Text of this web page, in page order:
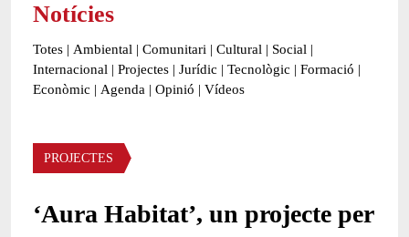
Notícies
Totes | Ambiental | Comunitari | Cultural | Social |
Internacional | Projectes | Jurídic | Tecnològic | Formació |
Econòmic | Agenda | Opinió | Vídeos
Àmbit de la notícia
PROJECTES
‘Aura Habitat’, un projecte per